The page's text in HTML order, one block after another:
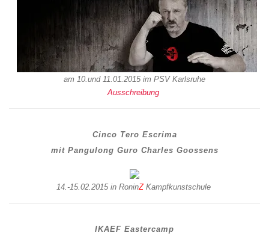
am 10.und 11.01.2015 im PSV Karlsruhe
Ausschreibung
Cinco Tero Escrima
mit Pangulong Guro Charles Goossens
14.-15.02.2015 in RoninZKampfkunstschule
IKAEF Eastercamp